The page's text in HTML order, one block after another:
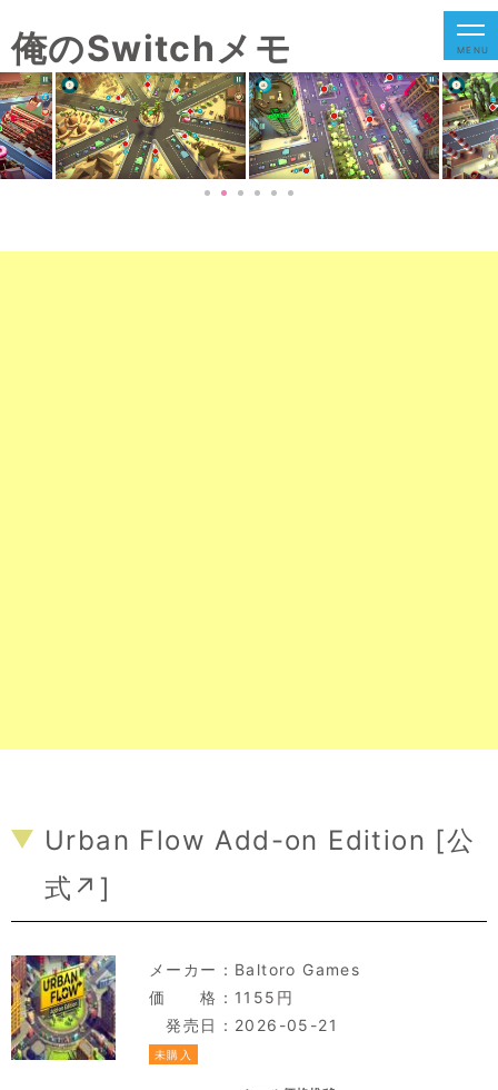
俺のSwitchメモ MENU
Urban Flow Add-on Edition [公
式↗ ]
メーカー： Baltoro Games
価 格：1155円
発売日：2026-05-21
未購入